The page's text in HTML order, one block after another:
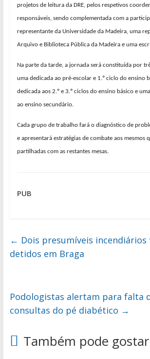
projetos de leitura da DRE, pelos respetivos
responsáveis, sendo complementada com a
representante da Universidade da Madeira, uma
Arquivo e Biblioteca Pública da Madeira e uma
Na parte da tarde, a jornada será constituída por
uma dedicada ao pré-escolar e 1.º ciclo do ensino
dedicada aos 2.º e 3.º ciclos do ensino básico e
ao ensino secundário.
Cada grupo de trabalho fará o diagnóstico de
e apresentará estratégias de combate aos mesmos
partilhadas com as restantes mesas.
PUB
← Dois presumíveis
detidos em Braga
Podologistas alertam para falta
consultas do pé diabético →
Também pode gostar